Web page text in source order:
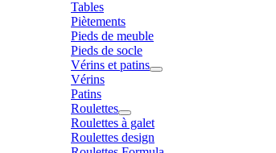
Tables
Piètements
Pieds de meuble
Pieds de socle
Vérins et patins
Vérins
Patins
Roulettes
Roulettes à galet
Roulettes design